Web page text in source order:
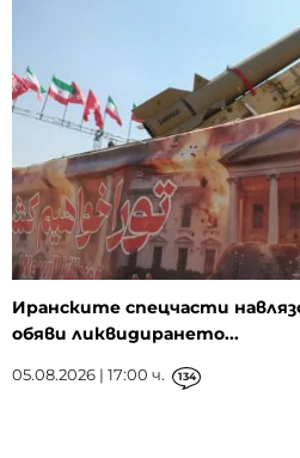
Иранските спецчасти
обяви ликвидирането...
05.08.2026 | 17:00 ч. 134